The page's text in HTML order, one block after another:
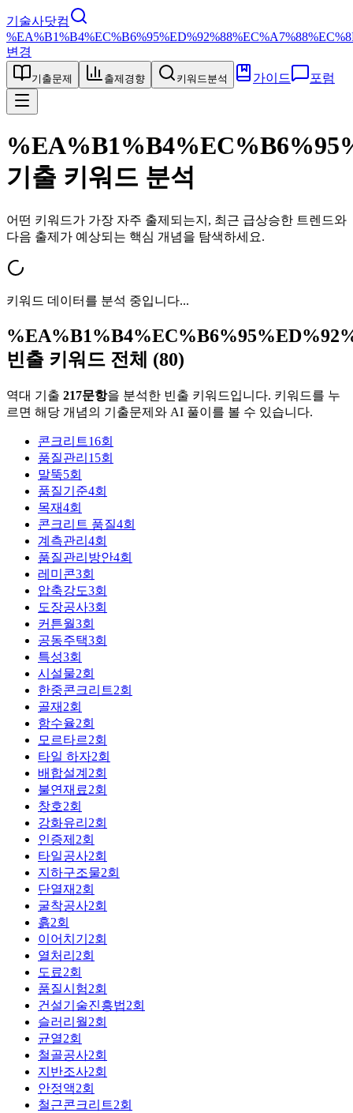
기술사닷컴
변경
기출문제 출제경향 키워드분석 가이드 포럼
기출 키워드 분석
어떤 키워드가 가장 자주 출제되는지, 최근 급상승한 트렌드와
다음 출제가 예상되는 핵심 개념을 탐색하세요.
키워드 데이터를 분석 중입니다...
빈출 키워드 전체 (80)
역대 기출 217문항을 분석한 빈출 키워드입니다. 키워드를 누
르면 해당 개념의 기출문제와 AI 풀이를 볼 수 있습니다.
콘크리트16회
품질관리 15회
말뚝5회
품질기준4회
목재4회
콘크리트 품질4회
계측관리 4회
품질관리방안4회
레미콘3회
압축강도3회
도장공사3회
커튼월3회
공동주택3회
특성3회
시설물2회
한중콘크리트2회
골재 2회
함수율2회
모르타르2회
타일 하자2회
배합설계 2회
불연재료2회
창호2회
강화유리 2회
인증제 2회
타일공사2회
지하구조물2회
단열재 2회
굴착공사2회
흙2회
이어치기 2회
열처리 2회
도료2회
품질시험2회
건설기술진흥법2회
슬러리월2회
균열2회
철골공사2회
지반조사2회
안정액2회
철근콘크리트2회